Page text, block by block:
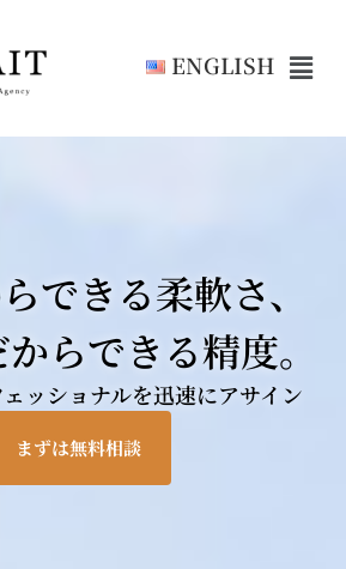
ENGLISH
できる柔軟さ、
らできる精度。
ッショナルを迅速にアサイン
まずは無料相談